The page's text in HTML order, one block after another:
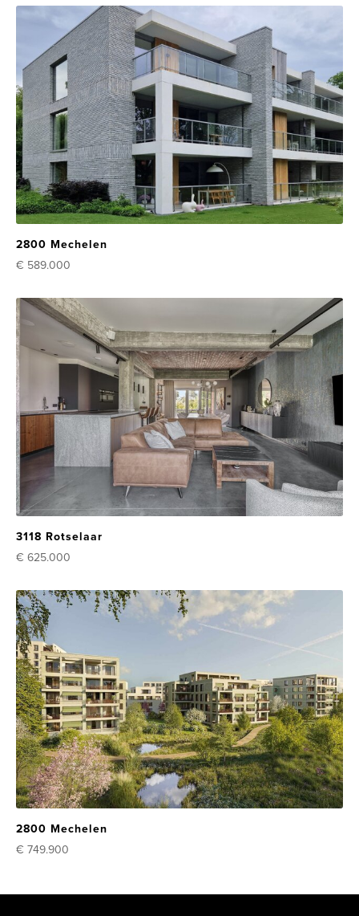
2800 Mechelen
€ 589.000
3118 Rotselaar
€ 625.000
2800 Mechelen
€ 749.900